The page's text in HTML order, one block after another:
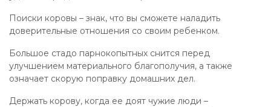
Поиски коровы – знак, что вы сможете наладить
доверительные отношения со своим ребенком.
Большое стадо парнокопытных снится перед
улучшением материального благополучия, а также
означает скорую поправку домашних дел.
Держать корову, когда ее доят чужие люди –